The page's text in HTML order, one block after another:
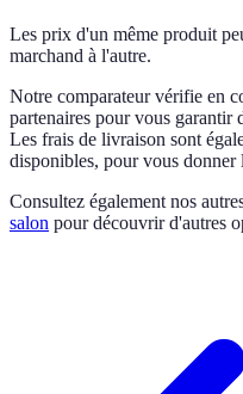
Les prix d'un même produit
marchand à l'autre.
Notre comparateur vérifie en
partenaires pour vous
Les frais de livraison sont
disponibles, pour vous donner
Consultez également nos
salon pour découvrir d'autres